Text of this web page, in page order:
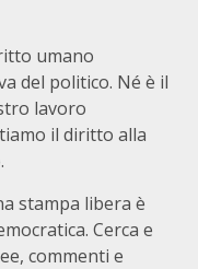
umano
del politico. Né è il
lavoro
il diritto alla
stampa libera è
Cerca e
commenti e